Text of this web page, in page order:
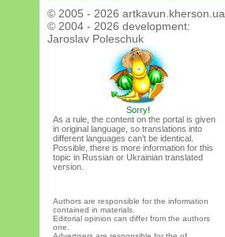
© 2005 - 2026 artkavun.kherson.ua
© 2004 - 2026 development:
Jaroslav Poleschuk
Sorry!
As a rule, the content on the portal is given
in original language, so translations into
different languages can’t be identical.
Possible, there is more information for this
topic in Russian or Ukrainian translated
version.
Authors are responsible for the information
contained in materials.
Editorial opinion can differ from the authors
one.